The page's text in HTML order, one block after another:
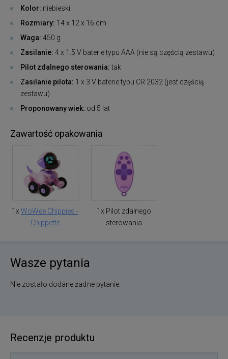
Kolor: niebieski
Rozmiary: 14 x 12 x 16 cm
Waga: 450 g
Zasilanie: 4 x 1.5 V baterie typu AAA (nie są częścią zestawu)
Pilot zdalnego sterowania:tak
Zasilanie pilota: 1 x 3 V baterie typu CR 2032 (jest częścią
zestawu)
Proponowany wiek: od 5 lat
Zawartość opakowania
1x WoWee Chippies -
Chippette
1x Pilot zdalnego
sterowania
Wasze pytania
Nie zostało dodane żadne pytanie.
Recenzje produktu